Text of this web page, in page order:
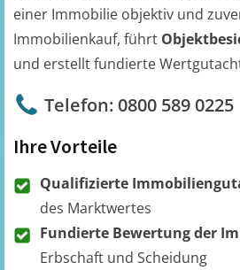
einer Immobilie objektiv und
Immobilienkauf, führt
und erstellt fundierte
Telefon: 0800 589 0225
Ihre Vorteile
Qualifizierte
des Marktwertes
Fundierte Bewertung der
Erbschaft und Scheidung